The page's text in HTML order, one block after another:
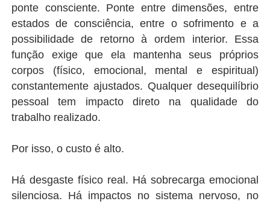
ponte consciente. Ponte entre dimensões, entre
estados de consciência, entre o sofrimento e a
possibilidade de retorno à ordem interior. Essa
função exige que ela mantenha seus próprios
corpos (físico, emocional, mental e espiritual)
constantemente ajustados. Qualquer desequilíbrio
pessoal tem impacto direto na qualidade do
trabalho realizado.
Por isso, o custo é alto.
Há desgaste físico real. Há sobrecarga emocional
silenciosa. Há impactos no sistema nervoso, no